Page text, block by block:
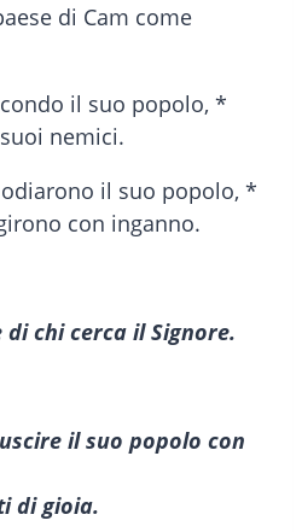
di Cam come
il suo popolo, *
nemici.
il suo popolo, *
con inganno.
di chi cerca il Signore.
il suo popolo con
di gioia.